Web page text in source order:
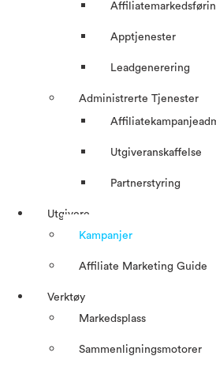
Apptjenester
Leadgenerering
Administrerte Tjenester
Utgiveranskaffelse
Partnerstyring
Utgivere
Kampanjer
Affiliate Marketing Guide
Verktøy
Markedsplass
Sammenligningsmotorer